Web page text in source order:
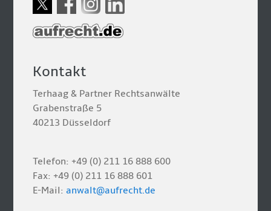
Kontakt
Terhaag & Partner Rechtsanwälte
Grabenstraße 5
40213 Düsseldorf
Telefon: +49 (0) 211 16 888 600
Fax: +49 (0) 211 16 888 601
E-Mail:anwalt@aufrecht.de